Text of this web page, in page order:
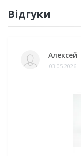
Відгуки
Алексей
03.05.2026